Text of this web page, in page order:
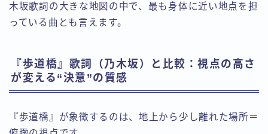
木坂歌詞の大きな地図の中で、最も身体に近い地点を担
っている曲とも言えます。
『歩道橋』歌詞（乃木坂）と比較：視点の高さ
が変える“決意”の質感
『歩道橋』が象徴するのは、地上から少し離れた場所＝